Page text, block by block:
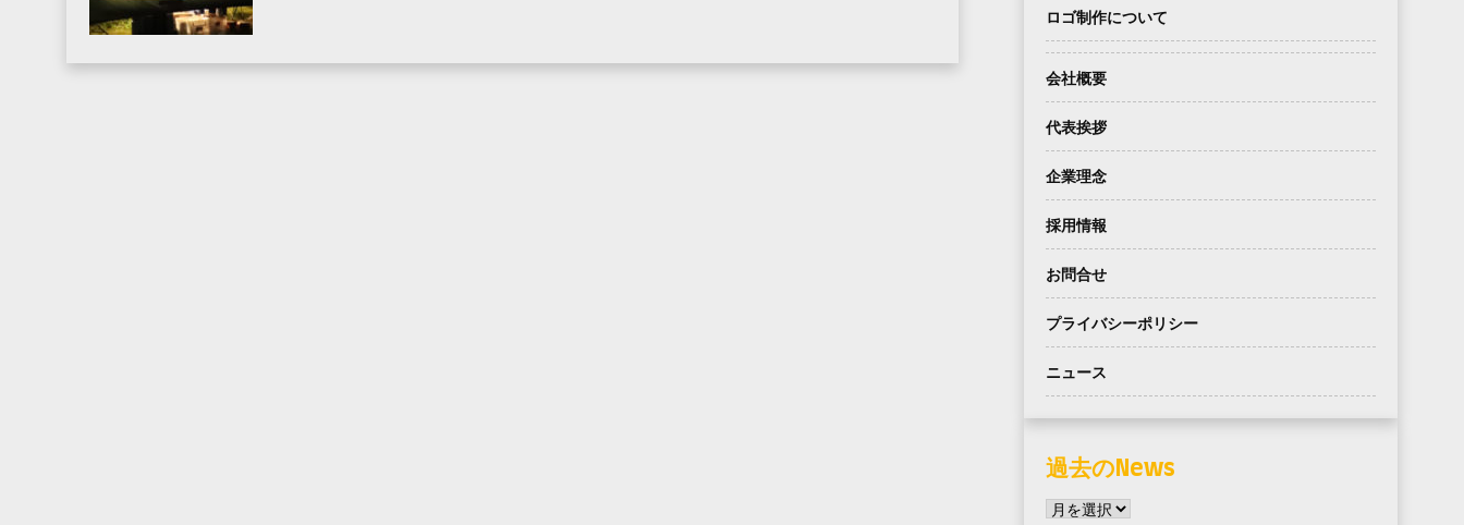
ロゴ制作について
会社概要
代表挨拶
企業理念
採用情報
お問合せ
プライバシーポリシー
ニュース
過去のNews
過